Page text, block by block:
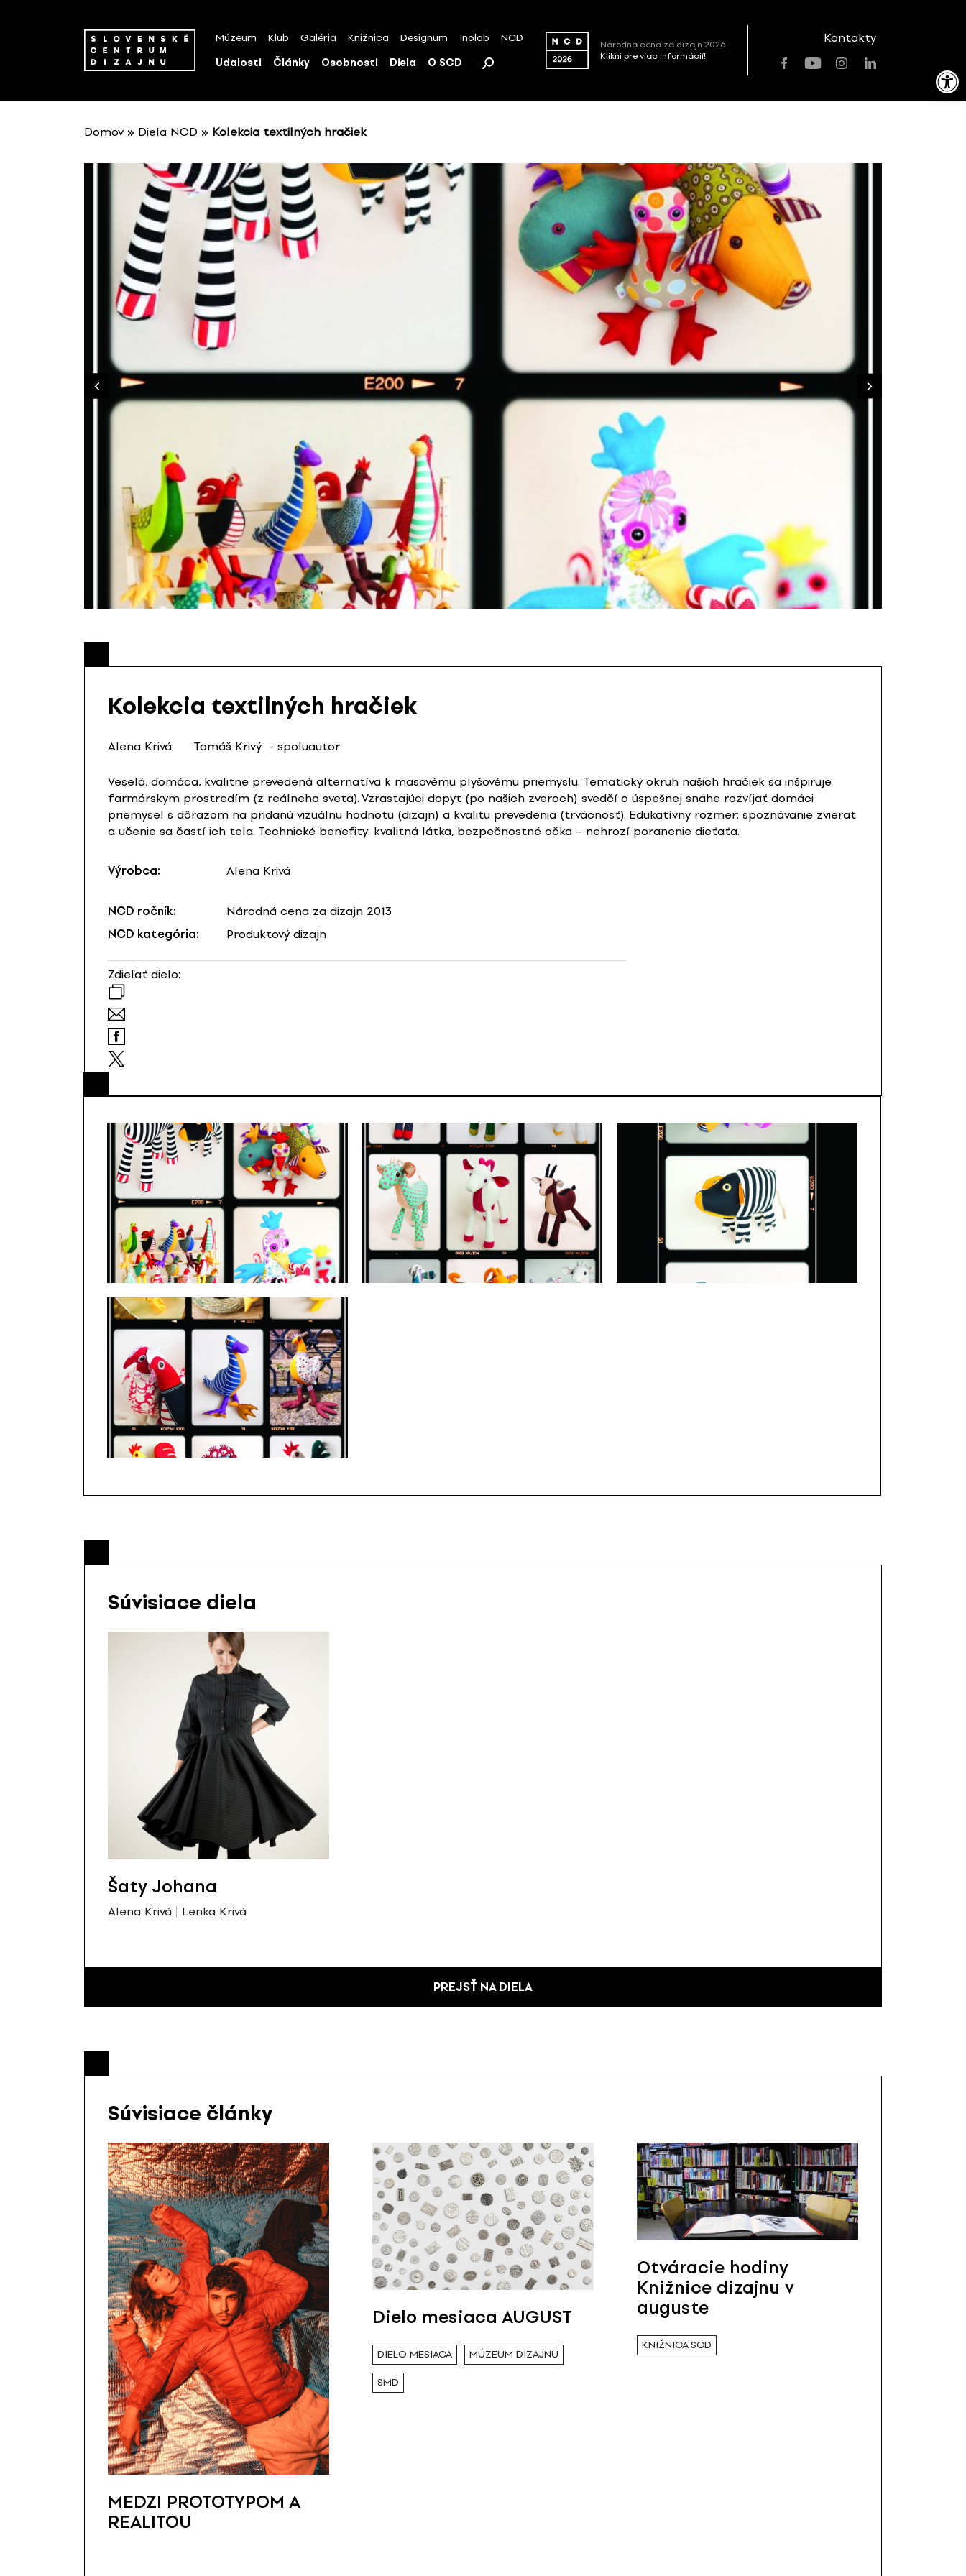
Open toolbar
Múzeum Klub Galéria Knižnica Designum Inolab NCD
Udalosti Články Osobnosti Diela O SCD
Národná cena za dizajn 2026
Klikni pre viac informácií!
Kontakty
Domov » Diela NCD » Kolekcia textilných hračiek
Kolekcia textilných hračiek
Alena Krivá Tomáš Krivý - spoluautor
Veselá, domáca, kvalitne prevedená alternatíva k masovému plyšovému priemyslu. Tematický okruh našich hračiek sa inšpiruje
farmárskym prostredím (z reálneho sveta). Vzrastajúci dopyt (po našich zveroch) svedčí o úspešnej snahe rozvíjať domáci
priemysel s dôrazom na pridanú vizuálnu hodnotu (dizajn) a kvalitu prevedenia (trvácnosť). Edukatívny rozmer: spoznávanie zvierat
a učenie sa častí ich tela. Technické benefity: kvalitná látka, bezpečnostné očka – nehrozí poranenie dieťaťa.
Výrobca: Alena Krivá
NCD ročník:
Národná cena za dizajn 2013
NCD kategória:
Produktový dizajn
Zdieľať dielo:
Súvisiace diela
Šaty Johana
Alena Krivá Lenka Krivá
PREJSŤ NA DIELA
Súvisiace články
MEDZI PROTOTYPOM A
REALITOU
Dielo mesiaca AUGUST
DIELO MESIACA MÚZEUM DIZAJNU
SMD
Otváracie hodiny
Knižnice dizajnu v
auguste
KNIŽNICA SCD